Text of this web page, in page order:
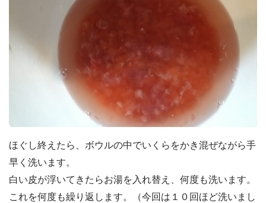
ほぐし終えたら、ボウルの中でいくらをかき混ぜながら手
早く洗います。
白い皮が浮いてきたらお湯を入れ替え、何度も洗います。
これを何度も繰り返します。（今回は１０回ほど洗いまし